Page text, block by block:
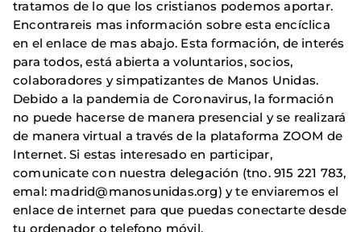
tratamos de lo que los cristianos podemos aportar.
Encontrareis mas información sobre esta encíclica
en el enlace de mas abajo. Esta formación, de interés
para todos, está abierta a voluntarios, socios,
colaboradores y simpatizantes de Manos Unidas.
Debido a la pandemia de Coronavirus, la formación
no puede hacerse de manera presencial y se realizará
de manera virtual a través de la plataforma ZOOM de
Internet. Si estas interesado en participar,
comunicate con nuestra delegación (tno. 915 221 783,
emal: madrid@manosunidas.org) y te enviaremos el
enlace de internet para que puedas conectarte desde
tu ordenador o telefono móvil.